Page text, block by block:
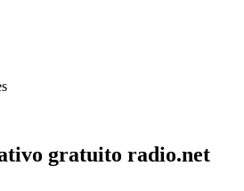
gratuito radio.net